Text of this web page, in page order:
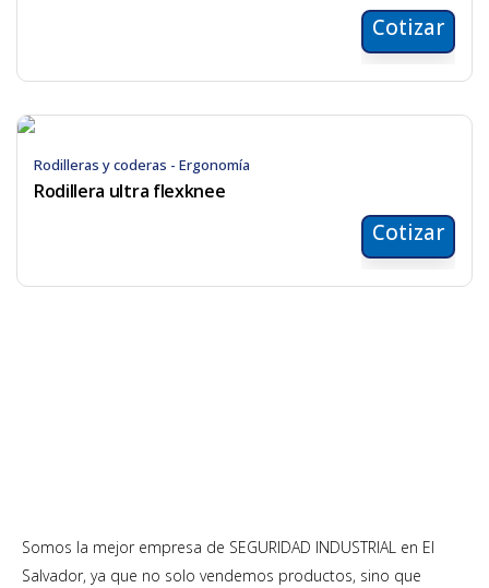
Cotizar
Rodilleras y coderas - Ergonomía
Rodillera ultra flexknee
Cotizar
Somos la mejor empresa de SEGURIDAD INDUSTRIAL en El
Salvador, ya que no solo vendemos productos, sino que